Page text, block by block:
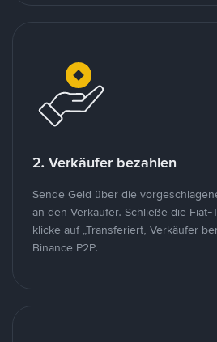
2. Verkäufer bezahlen
Sende Geld über die
an den Verkäufer. Schließe die Fiat-
klicke auf „Transferiert, Verkäufer
Binance P2P.